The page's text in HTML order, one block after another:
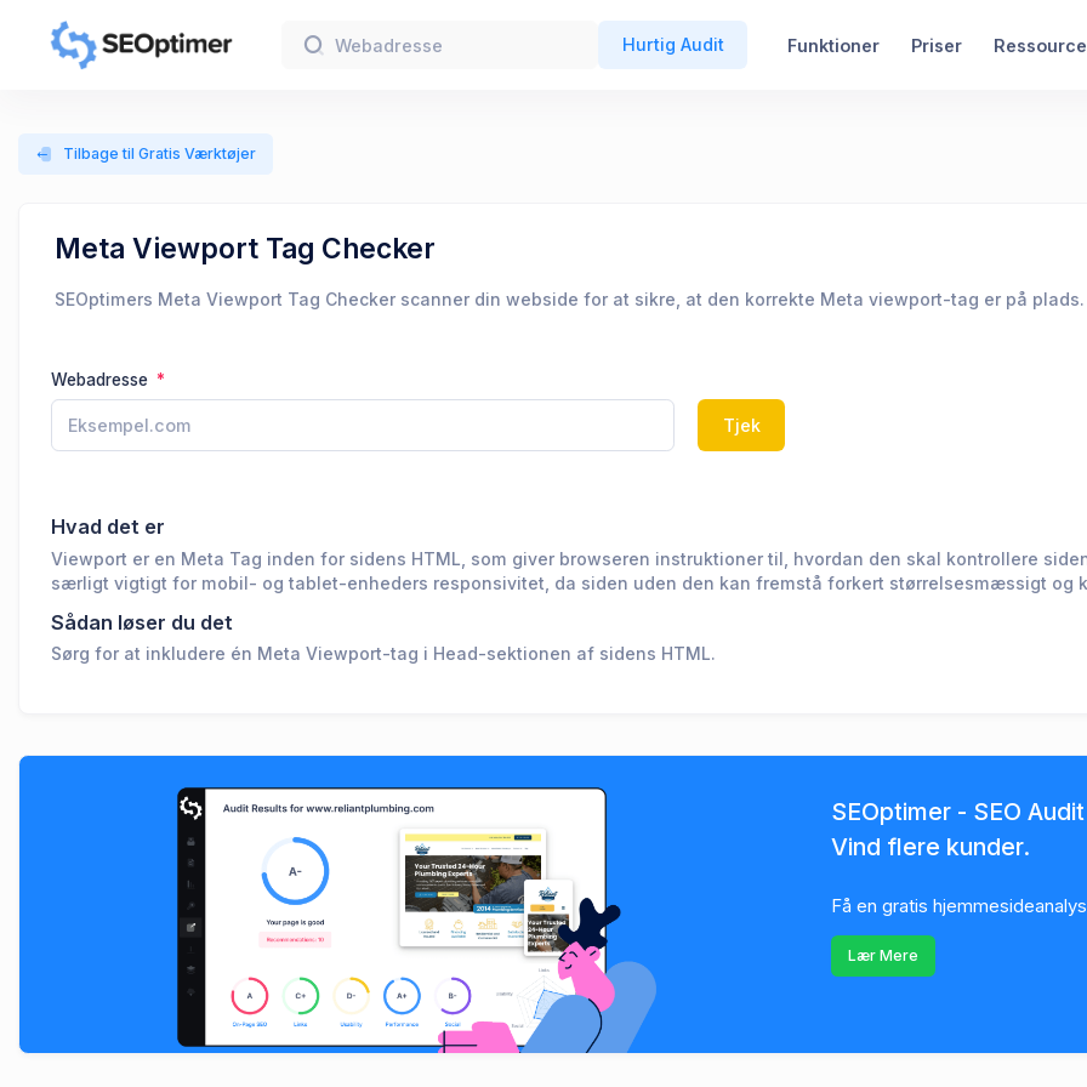
Hurtig Audit Funktioner Priser
Tilbage til Gratis Værktøjer
Meta Viewport Tag Checker
SEOptimers Meta Viewport Tag Checker scanner din webside for at sikre, at den korrekte Meta viewport-tag er på plads.
Webadresse
Tjek
Hvad det er
Viewport er en Meta Tag inden for sidens HTML, som giver browseren instruktioner til, hvordan den skal kontrollere
særligt vigtigt for mobil- og tablet-enheders responsivitet, da siden uden den kan fremstå forkert størrelsesmæssigt og
Sådan løser du det
Sørg for at inkludere én Meta Viewport-tag i Head-sektionen af sidens HTML.
SEOptimer - SEO
Vind flere kunder.
Få en gratis
Lær Mere